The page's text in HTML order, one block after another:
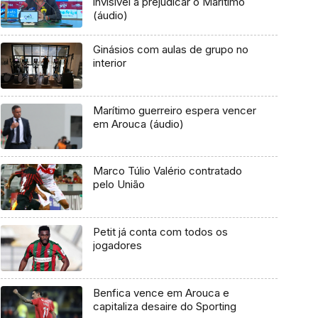
(áudio)
Ginásios com aulas de grupo no
interior
Marítimo guerreiro espera vencer
em Arouca (áudio)
Marco Túlio Valério contratado
pelo União
Petit já conta com todos os
jogadores
Benfica vence em Arouca e
capitaliza desaire do Sporting